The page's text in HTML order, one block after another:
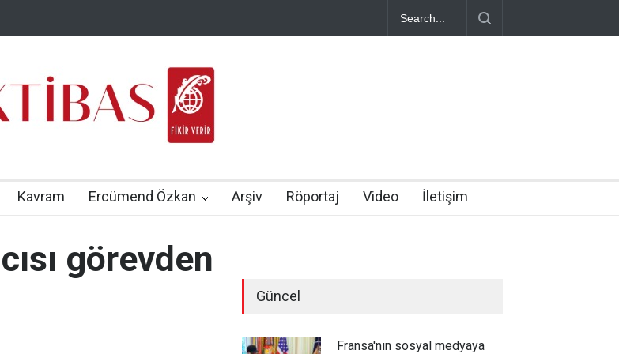
Kavram Ercümend Özkan Arşiv Röportaj Video İletişim
görevden
Güncel
Fransa'nın sosyal medyaya